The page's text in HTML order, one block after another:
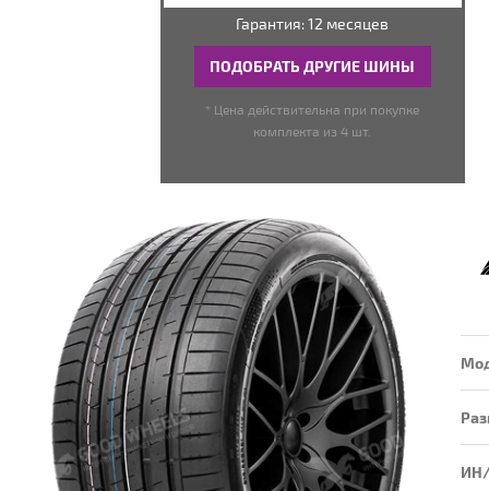
Гарантия: 12 месяцев
ПОДОБРАТЬ ДРУГИЕ ШИНЫ
* Цена действительна при покупке
комплекта из 4 шт.